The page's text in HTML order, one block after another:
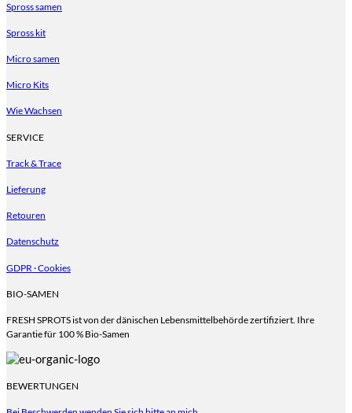
Spross samen
Spross kit
Micro samen
Micro Kits
Wie Wachsen
SERVICE
Track & Trace
Lieferung
Retouren
Datenschutz
GDPR · Cookies
BIO-SAMEN
FRESH SPROTS ist von der dänischen Lebensmittelbehörde zertifiziert. Ihre
Garantie für 100 % Bio-Samen
BEWERTUNGEN